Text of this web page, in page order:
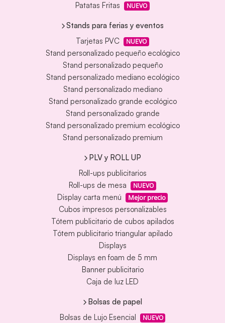
Patatas Fritas NUEVO
Stands para ferias y eventos
Tarjetas PVC
NUEVO
Stand personalizado pequeño ecológico
Stand personalizado pequeño
Stand personalizado mediano ecológico
Stand personalizado mediano
Stand personalizado grande ecológico
Stand personalizado grande
Stand personalizado premium ecológico
Stand personalizado premium
PLV y ROLL UP
Roll-ups publicitarios
Roll-ups de mesa
NUEVO
Display carta menú Mejor precio
Cubos impresos personalizables
Tótem publicitario de cubos apilados
Tótem publicitario triangular apilado
Displays
Displays en foam de 5 mm
Banner publicitario
Caja de luz LED
Bolsas de papel
Bolsas de Lujo Esencial
NUEVO